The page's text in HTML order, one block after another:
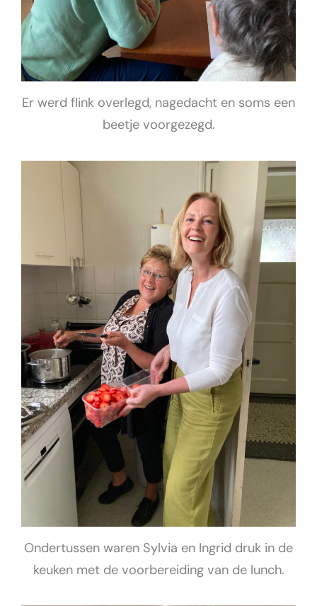
Er werd flink overlegd, nagedacht en soms een
beetje voorgezegd.
Ondertussen waren Sylvia en Ingrid druk in de
keuken met de voorbereiding van de lunch.